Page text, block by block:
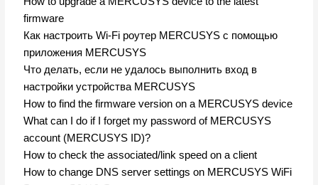
firmware
Как настроить Wi-Fi роутер MERCUSYS с помощью
приложения MERCUSYS
Что делать, если не удалось выполнить вход в
настройки устройства MERCUSYS
How to find the firmware version on a MERCUSYS device
What can I do if I forget my password of MERCUSYS
account (MERCUSYS ID)?
How to check the associated/link speed on a client
How to change DNS server settings on MERCUSYS WiFi